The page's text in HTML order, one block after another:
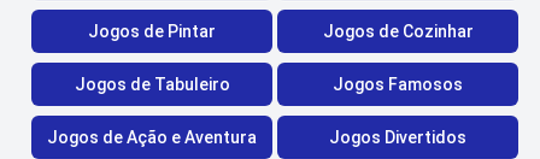
Jogos de Pintar Jogos de Cozinhar
Jogos de Tabuleiro Jogos Famosos
Jogos de Ação e Aventura Jogos Divertidos